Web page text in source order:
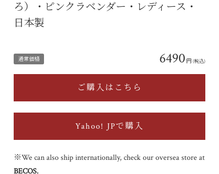
ろ）・ピンクラベンダー・レディース・
日本製
通常価格 6490 円(税込)
ご購入はこちら
Yahoo! JPで購入
※We can also ship internationally, check our oversea store at
BECOS.